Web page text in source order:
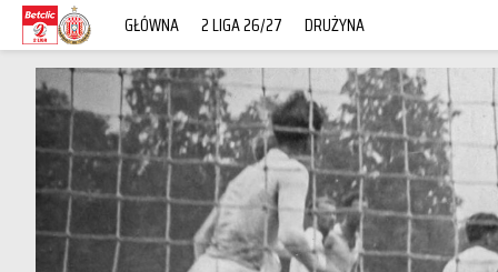
GŁÓWNA 2 LIGA 26/27 DRUŻYNA